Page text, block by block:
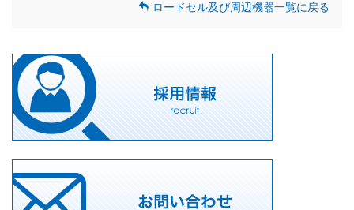
ロードセル及び周辺機器一覧に戻る